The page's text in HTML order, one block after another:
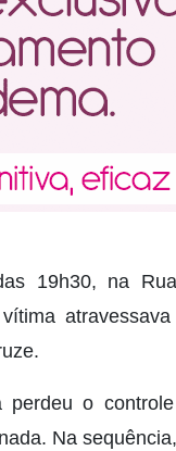
19h30, na
perdeu o
Na